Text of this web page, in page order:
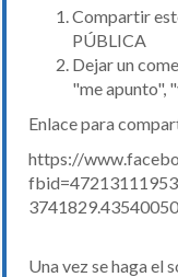
Compartir
PÚBLICA
Dejar un
"me apunto",
Enlace para
https://
Una vez se haga el